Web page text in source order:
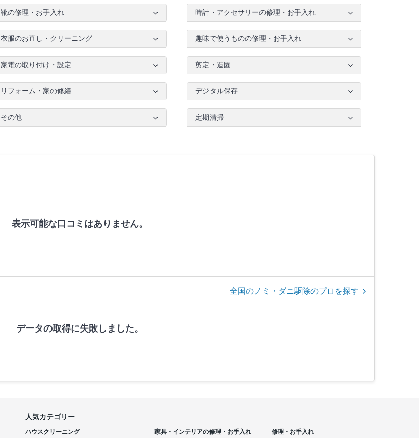
靴の修理・お手入れ 時計・アクセサリーの修理・お手入れ
衣服のお直し・クリーニング 趣味で使うものの修理・お手入れ
家電の取り付け・設定 剪定・造園
リフォーム・家の修繕 デジタル保存
その他 定期清掃
表示可能な口コミはありません。
全国のノミ・ダニ駆除のプロを探す
データの取得に失敗しました。
人気カテゴリー
ハウスクリーニング 家具・インテリアの修理・お手入れ 修理・お手入れ